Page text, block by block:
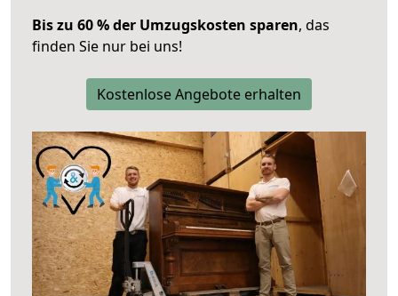
Bis zu 60 % der Umzugskosten sparen, das
finden Sie nur bei uns!
Kostenlose Angebote erhalten